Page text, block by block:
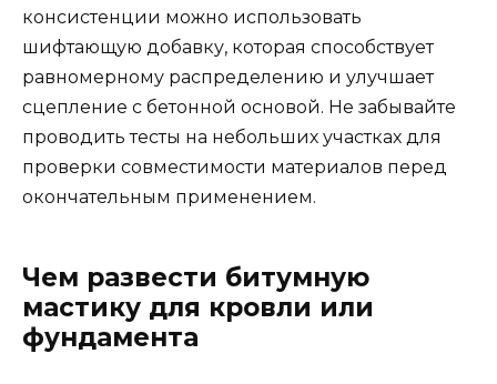
консистенции можно использовать
шифтающую добавку, которая способствует
равномерному распределению и улучшает
сцепление с бетонной основой. Не забывайте
проводить тесты на небольших участках для
проверки совместимости материалов перед
окончательным применением.
Чем развести битумную
мастику для кровли или
фундамента